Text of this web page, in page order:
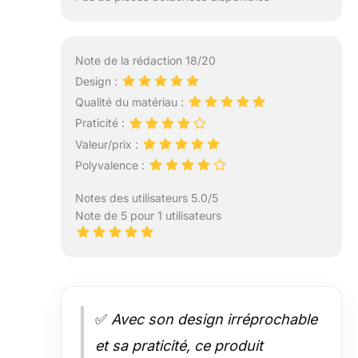
Note de la rédaction 18/20
Design :
Qualité du matériau :
Praticité :
Valeur/prix :
Polyvalence :
Notes des utilisateurs 5.0/5
Note de 5 pour 1 utilisateurs
✅ Avec son design irréprochable
et sa praticité, ce produit